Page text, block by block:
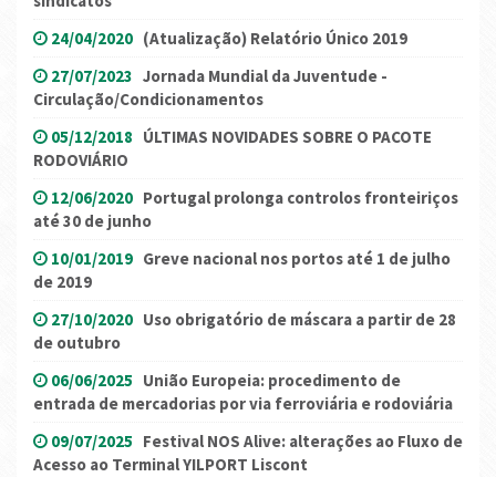
24/04/2020 (Atualização) Relatório Único 2019
27/07/2023 Jornada Mundial da Juventude -
Circulação/Condicionamentos
05/12/2018 ÚLTIMAS NOVIDADES SOBRE O PACOTE
RODOVIÁRIO
12/06/2020 Portugal prolonga controlos fronteiriços
até 30 de junho
10/01/2019 Greve nacional nos portos até 1 de julho
de 2019
27/10/2020 Uso obrigatório de máscara a partir de 28
de outubro
06/06/2025 União Europeia: procedimento de
entrada de mercadorias por via ferroviária e rodoviária
09/07/2025 Festival NOS Alive: alterações ao Fluxo de
Acesso ao Terminal YILPORT Liscont